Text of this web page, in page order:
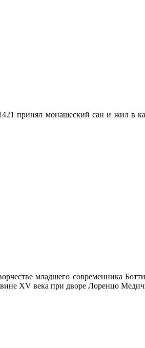
принял монашеский сан и жил в
младшего современника
XV века при дворе Лоренцо